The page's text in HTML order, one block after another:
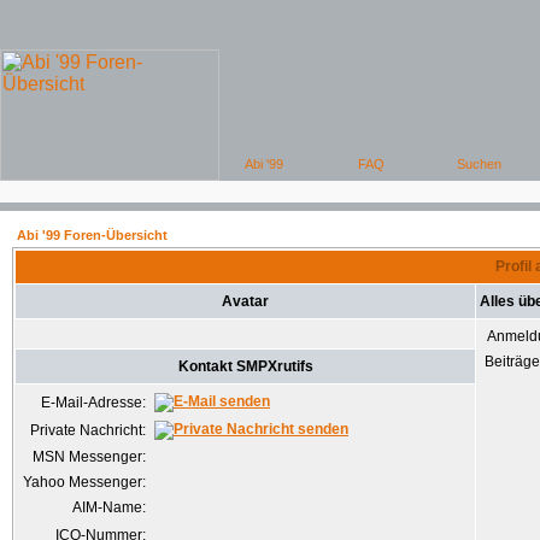
Abi '99 Foren-Übersicht
Profil
Avatar Alles
Kontakt SMPXrutifs
E-Mail-Adresse:
Private Nachricht:
MSN Messenger:
Yahoo Messenger:
AIM-Name:
ICQ-Nummer: